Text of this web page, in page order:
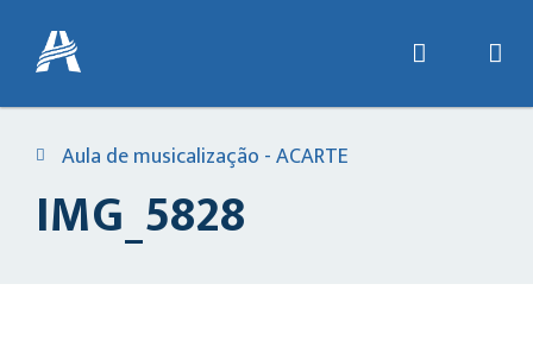
Aula de musicalização - ACARTE
IMG_5828